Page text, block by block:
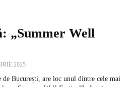
„Summer Well
2025
București, are loc unul dintre cele mai